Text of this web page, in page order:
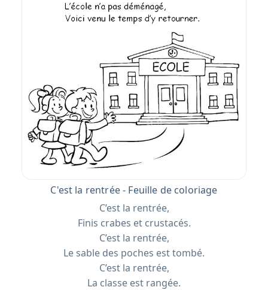
C'est la rentrée - Feuille de coloriage
C’est la rentrée,
Finis crabes et crustacés.
C’est la rentrée,
Le sable des poches est tombé.
C’est la rentrée,
La classe est rangée.